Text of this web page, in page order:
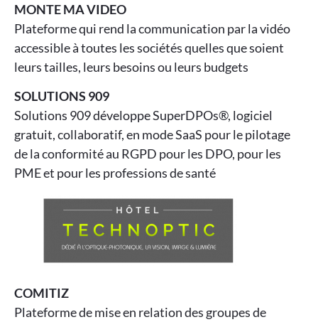
MONTE MA VIDEO
Plateforme qui rend la communication par la vidéo
accessible à toutes les sociétés quelles que soient
leurs tailles, leurs besoins ou leurs budgets
SOLUTIONS 909
Solutions 909 développe SuperDPOs®, logiciel
gratuit, collaboratif, en mode SaaS pour le pilotage
de la conformité au RGPD pour les DPO, pour les
PME et pour les professions de santé
COMITIZ
Plateforme de mise en relation des groupes de